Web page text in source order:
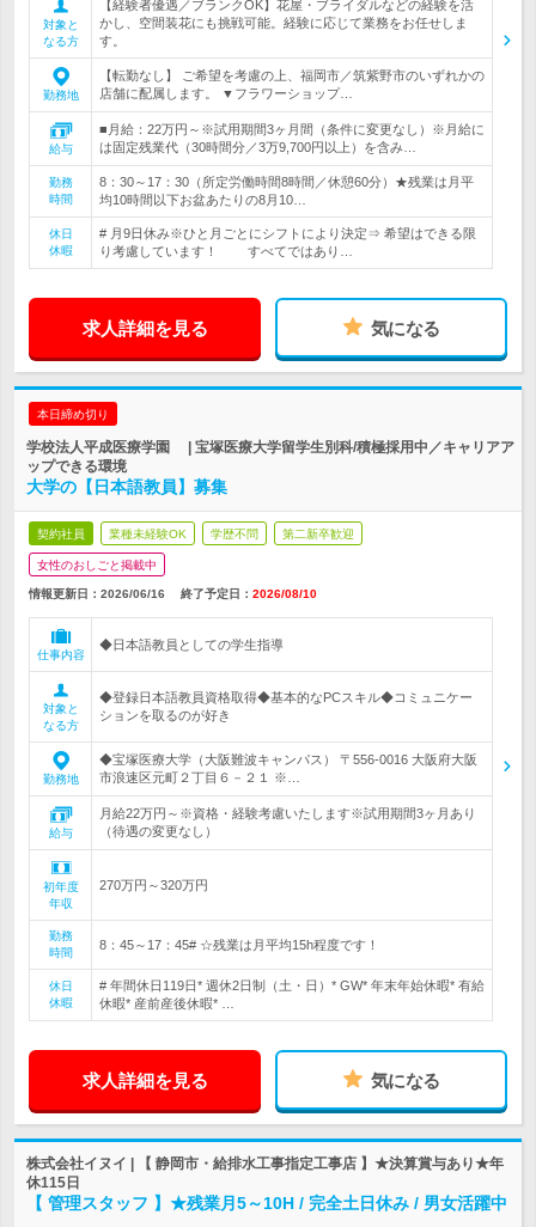
対象と
なる方
【経験者優遇／ブランクOK】花屋・ブライダルなどの経験を活
かし、空間装花にも挑戦可能。経験に応じて業務をお任せしま
す。
勤務地
【転勤なし】 ご希望を考慮の上、福岡市／筑紫野市のいずれかの
店舗に配属します。 ▼フラワーショップ…
給与
■月給：22万円～※試用期間3ヶ月間（条件に変更なし）※月給に
は固定残業代（30時間分／3万9,700円以上）を含み…
勤務
時間
8：30～17：30（所定労働時間8時間／休憩60分）★残業は月平
均10時間以下お盆あたりの8月10…
休日
休暇
# 月9日休み※ひと月ごとにシフトにより決定⇒ 希望はできる限
り考慮しています！ すべてではあり…
求人詳細を見る 気になる
本日締め切り
学校法人平成医療学園 | 宝塚医療大学留学生別科/積極採用中／キャリアア
ップできる環境
大学の【日本語教員】募集
契約社員 業種未経験OK 学歴不問 第二新卒歓迎
女性のおしごと掲載中
情報更新日：2026/06/16 終了予定日： 2026/08/10
仕事内容
◆日本語教員としての学生指導
対象と
なる方
◆登録日本語教員資格取得◆基本的なPCスキル◆コミュニケー
ションを取るのが好き
勤務地
◆宝塚医療大学（大阪難波キャンパス） 〒556-0016 大阪府大阪
市浪速区元町２丁目６－２１ ※…
給与
月給22万円～※資格・経験考慮いたします※試用期間3ヶ月あり
（待遇の変更なし）
初年度
年収
270万円～320万円
勤務
時間
8：45～17：45# ☆残業は月平均15h程度です！
休日
休暇
# 年間休日119日* 週休2日制（土・日）* GW* 年末年始休暇* 有給
休暇* 産前産後休暇* …
求人詳細を見る 気になる
株式会社イヌイ | 【 静岡市・給排水工事指定工事店 】★決算賞与あり★年
休115日
【 管理スタッフ 】★残業月5～10H / 完全土日休み / 男女活躍中